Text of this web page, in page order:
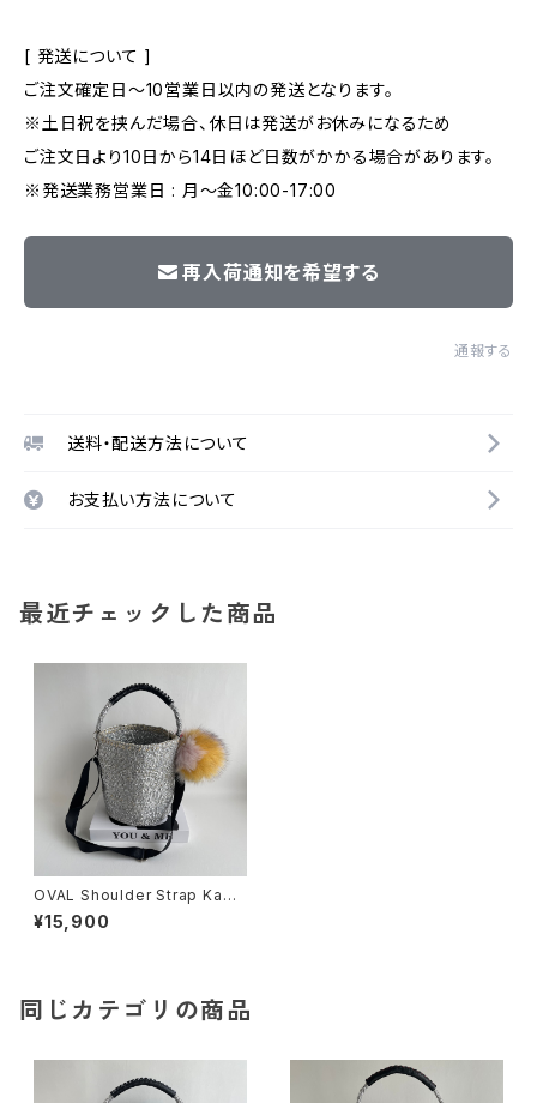
[ 発送について ]
ご注文確定日〜10営業日以内の発送となります。
※土日祝を挟んだ場合、休日は発送がお休みになるため
ご注文日より10日から14日ほど日数がかかる場合があります。
※発送業務営業日 : 月～金10:00-17:00
再入荷通知を希望する
通報する
送料・配送方法について
お支払い方法について
最近チェックした商品
OVAL Shoulder Strap Kago
-Bag & BIG FUR / Pink Mix
¥15,900
同じカテゴリの商品